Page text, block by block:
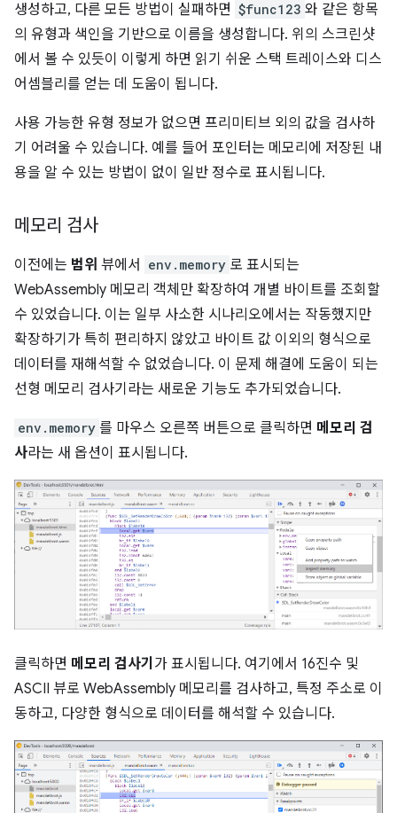
생성하고, 다른 모든 방법이 실패하면 $func123 와 같은 항목
의 유형과 색인을 기반으로 이름을 생성합니다. 위의 스크린샷
에서 볼 수 있듯이 이렇게 하면 읽기 쉬운 스택 트레이스와 디스
어셈블리를 얻는 데 도움이 됩니다.
사용 가능한 유형 정보가 없으면 프리미티브 외의 값을 검사하
기 어려울 수 있습니다. 예를 들어 포인터는 메모리에 저장된 내
용을 알 수 있는 방법이 없이 일반 정수로 표시됩니다.
메모리 검사
이전에는 범위 뷰에서 env.memory 로 표시되는
WebAssembly 메모리 객체만 확장하여 개별 바이트를 조회할
수 있었습니다. 이는 일부 사소한 시나리오에서는 작동했지만
확장하기가 특히 편리하지 않았고 바이트 값 이외의 형식으로
데이터를 재해석할 수 없었습니다. 이 문제 해결에 도움이 되는
선형 메모리 검사기라는 새로운 기능도 추가되었습니다.
env.memory 를 마우스 오른쪽 버튼으로 클릭하면 메모리 검
사라는 새 옵션이 표시됩니다.
클릭하면 메모리 검사기 가 표시됩니다. 여기에서 16진수 및
ASCII 뷰로 WebAssembly 메모리를 검사하고, 특정 주소로 이
동하고, 다양한 형식으로 데이터를 해석할 수 있습니다.